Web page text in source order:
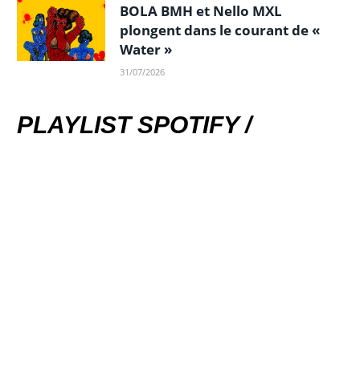
BOLA BMH et Nello MXL
plongent dans le courant de «
Water »
31/07/2026
PLAYLIST SPOTIFY /